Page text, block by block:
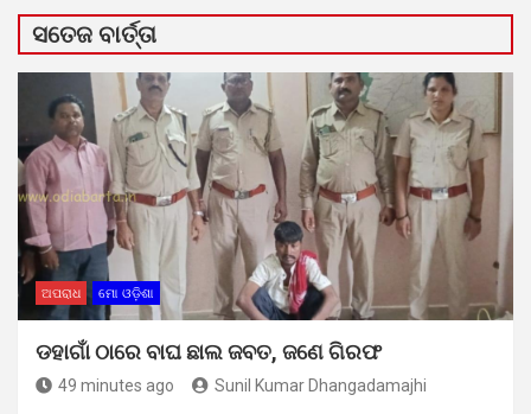
ସତେଜ ବାର୍ତ୍ତା
ଅପରାଧ ମୋ ଓଡ଼ିଶା
ଡହାଗାଁ ଠାରେ ବାଘ ଛାଲ ଜବତ, ଜଣେ ଗିରଫ
49 minutes ago Sunil Kumar Dhangadamajhi